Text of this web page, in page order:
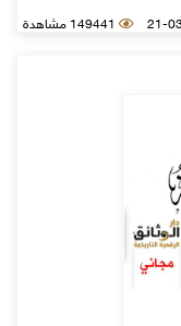
149441 مشاهدة